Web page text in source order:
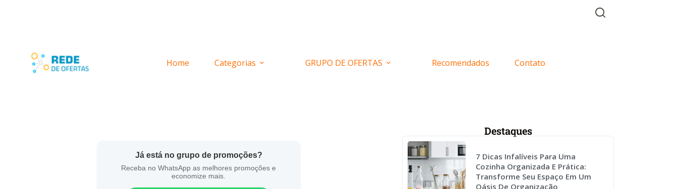
Home Categorias GRUPO DE OFERTAS Recomendados Contato
Já está no grupo de promoções?
Receba no WhatsApp as melhores promoções e
economize mais.
Destaques
7 Dicas Infalíveis Para Uma
Cozinha Organizada E Prática:
Transforme Seu Espaço Em Um
Oásis De Organização